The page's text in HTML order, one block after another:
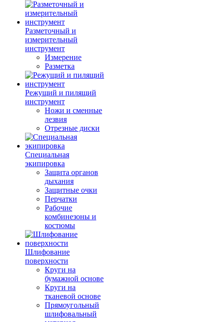
Разметочный и
измерительный
инструмент
Измерение
Разметка
Режущий и пилящий
инструмент
Ножи и сменные
лезвия
Отрезные диски
Специальная
экипировка
Защита органов
дыхания
Защитные очки
Перчатки
Рабочие
комбинезоны и
костюмы
Шлифование
поверхности
Круги на
бумажной основе
Круги на
тканевой основе
Прямоугольный
шлифовальный